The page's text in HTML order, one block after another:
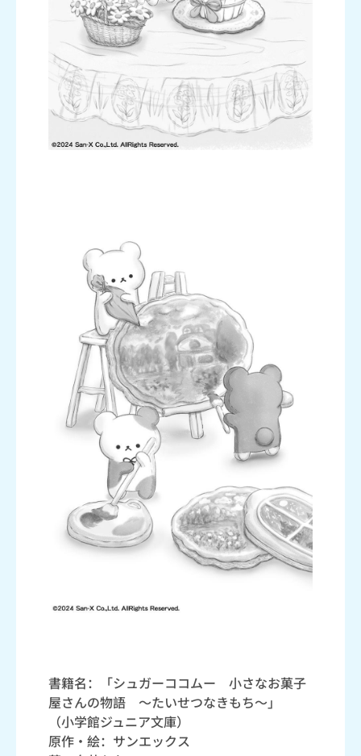
書籍名：「シュガーココムー 小さなお菓子
屋さんの物語 ～たいせつなきもち～」
（小学館ジュニア文庫）
原作・絵：サンエックス